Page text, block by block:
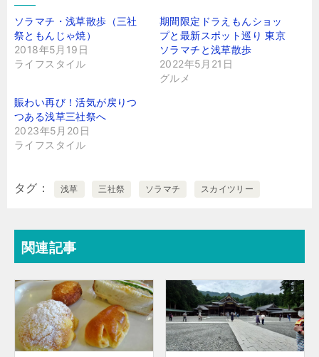
ソラマチ・浅草散歩（三社
祭ともんじゃ焼）
2018年5月19日
ライフスタイル
期間限定ドラえもんショッ
プと最新スポット巡り 東京
ソラマチと浅草散歩
2022年5月21日
グルメ
賑わい再び！活気が戻りつ
つある浅草三社祭へ
2023年5月20日
ライフスタイル
タグ 浅草 三社祭 ソラマチ スカイツリー
関連記事